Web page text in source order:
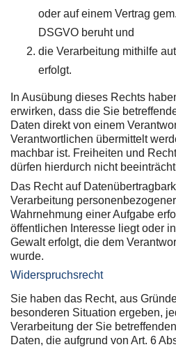
oder auf einem Vertrag
DSGVO beruht und
die Verarbeitung mithilfe
erfolgt.
In Ausübung dieses Rechts
erwirken, dass die Sie
Daten direkt von einem
Verantwortlichen übermittelt
machbar ist. Freiheiten und
dürfen hierdurch nicht
Das Recht auf
Verarbeitung
Wahrnehmung einer Aufgabe
öffentlichen Interesse liegt oder
Gewalt erfolgt, die dem
wurde.
Widerspruchsrecht
Sie haben das Recht, aus
besonderen Situation ergeben,
Verarbeitung der Sie
Daten, die aufgrund von Art. 6